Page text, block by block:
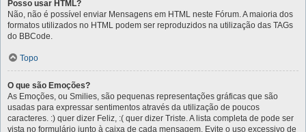
Posso usar HTML?
Não, não é possível enviar Mensagens em HTML neste Fórum. A maioria dos
formatos utilizados no HTML podem ser reproduzidos na utilização das TAGs
do BBCode.
Topo
O que são Emoções?
As Emoções, ou Smilies, são pequenas representações gráficas que são
usadas para expressar sentimentos através da utilização de poucos
caracteres. :) quer dizer Feliz, :( quer dizer Triste. A lista completa de pode ser
vista no formulário junto à caixa de cada mensagem. Evite o uso excessivo de